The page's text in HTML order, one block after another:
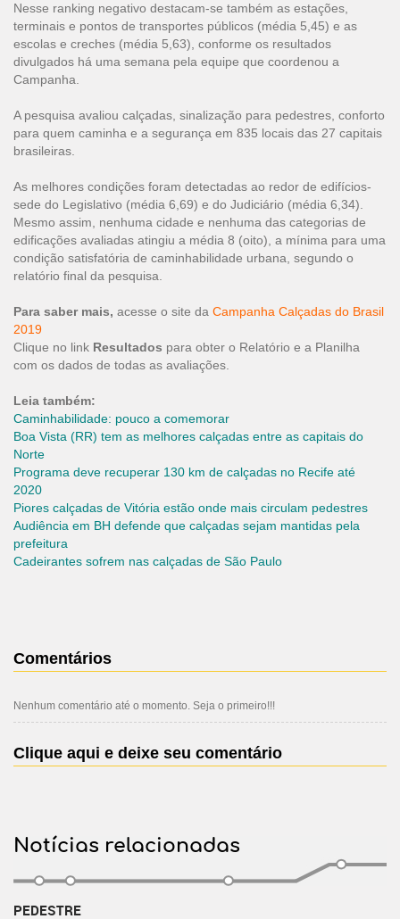
Nesse ranking negativo destacam-se também as estações,
terminais e pontos de transportes públicos (média 5,45) e as
escolas e creches (média 5,63), conforme os resultados
divulgados há uma semana pela equipe que coordenou a
Campanha.
A pesquisa avaliou calçadas, sinalização para pedestres, conforto
para quem caminha e a segurança em 835 locais das 27 capitais
brasileiras.
As melhores condições foram detectadas ao redor de edifícios-
sede do Legislativo (média 6,69) e do Judiciário (média 6,34).
Mesmo assim, nenhuma cidade e nenhuma das categorias de
edificações avaliadas atingiu a média 8 (oito), a mínima para uma
condição satisfatória de caminhabilidade urbana, segundo o
relatório final da pesquisa.
Para saber mais, acesse o site da Campanha Calçadas do Brasil
2019
Clique no link Resultados para obter o Relatório e a Planilha
com os dados de todas as avaliações.
Leia também:
Caminhabilidade: pouco a comemorar
Boa Vista (RR) tem as melhores calçadas entre as capitais do
Norte
Programa deve recuperar 130 km de calçadas no Recife até
2020
Piores calçadas de Vitória estão onde mais circulam pedestres
Audiência em BH defende que calçadas sejam mantidas pela
prefeitura
Cadeirantes sofrem nas calçadas de São Paulo
Comentários
Nenhum comentário até o momento. Seja o primeiro!!!
Clique aqui e deixe seu comentário
Notícias relacionadas
PEDESTRE